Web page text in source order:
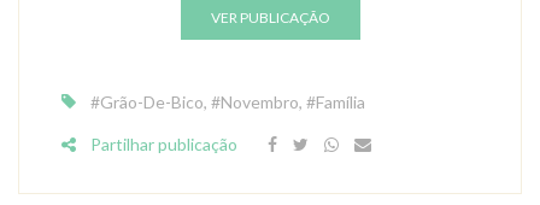
VER PUBLICAÇÃO
#Grão-De-Bico, #Novembro, #Família
Partilhar publicação